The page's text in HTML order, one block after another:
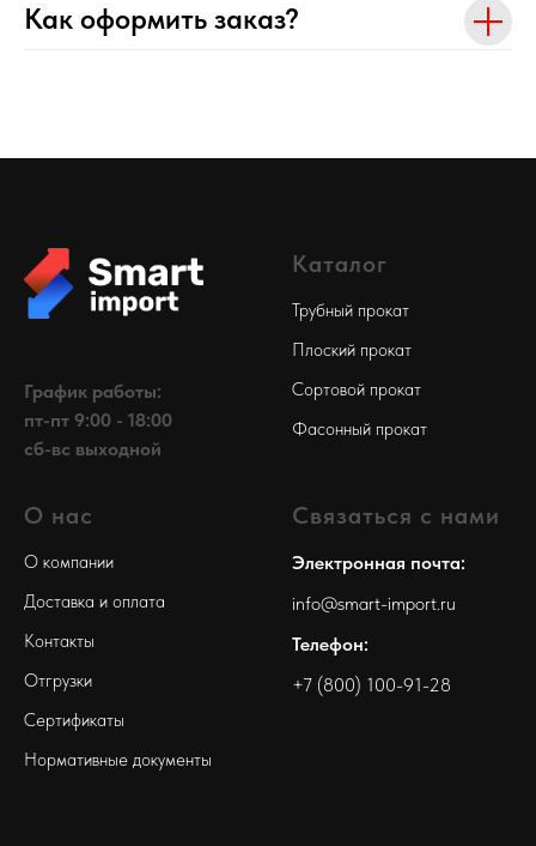
Как оформить заказ?
График работы:
пт-пт 9:00 - 18:00
сб-вс выходной
Каталог
Трубный прокат
Плоский прокат
Сортовой прокат
Фасонный прокат
О нас
О компании
Доставка и оплата
Контакты
Отгрузки
Сертификаты
Нормативные документы
Связаться с нами
Электронная почта:
info@smart-import.ru
Телефон:
+7 (800) 100-91-28